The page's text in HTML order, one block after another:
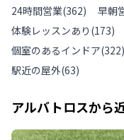
24時間営業(362) 早朝
体験レッスンあり (173)
個室のあるインドア(322)
駅近の屋外(63)
アルバトロスから